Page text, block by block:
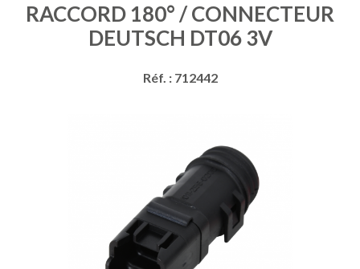
RACCORD 180° / CONNECTEUR
DEUTSCH DT06 3V
Réf. : 712442